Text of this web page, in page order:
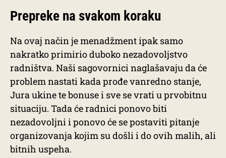
Prepreke na svakom koraku
Na ovaj način je menadžment ipak samo
nakratko primirio duboko nezadovoljstvo
radništva. Naši sagovornici naglašavaju da će
problem nastati kada prođe vanredno stanje,
Jura ukine te bonuse i sve se vrati u prvobitnu
situaciju. Tada će radnici ponovo biti
nezadovoljni i ponovo će se postaviti pitanje
organizovanja kojim su došli i do ovih malih, ali
bitnih uspeha.